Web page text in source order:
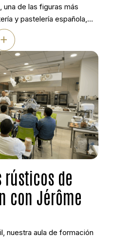
una de las figuras más
y pastelería española,
al universo creativo
y chocolatero,
principales
del sector, compartió su
[…]
+
rústicos de
con Jérôme
nuestra aula de formación